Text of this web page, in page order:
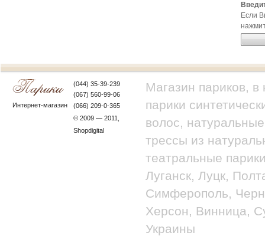
Если
Интернет-магазин
(044) 35-39-239
(067) 560-99-06
(066) 209-0-365
© 2009 — 2011,
Shopdigital
Магазин париков,
парики
волос,
трессы из
театральные
Луганск, Луцк,
Симферополь,
Херсон, Винница,
Украины